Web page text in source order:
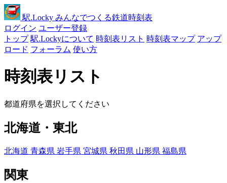
駅.Locky みんなでつくる鉄道時刻表
ログイン ユーザー登録
トップ 駅.Lockyについて 時刻表リスト 時刻表マップ アップ
ロード フォーラム 使い方
時刻表リスト
都道府県を選択してください
北海道・東北
北海道 青森県 岩手県 宮城県 秋田県 山形県 福島県
関東